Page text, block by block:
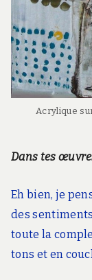
Acrylique
Dans tes
Eh bien, je
des
toute la
tons et en